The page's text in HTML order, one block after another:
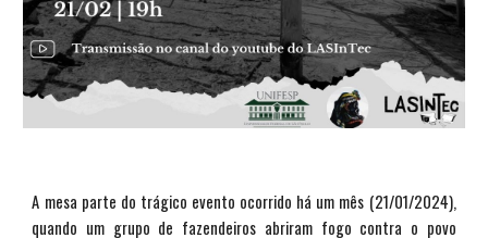
A mesa parte do trágico evento ocorrido há um mês (21/01/2024),
quando um grupo de fazendeiros abriram fogo contra o povo